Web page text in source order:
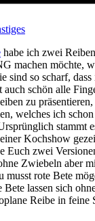
habe ich zwei
machen möchte,
sind so scharf, dass
schön alle
zu
welches ich
stammt
Kochshow
Euch zwei
Zwiebeln aber
musst rote Bete
lassen sich
Reibe in feine